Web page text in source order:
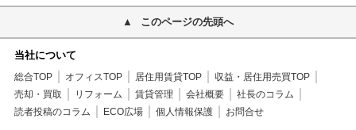
このページの先頭へ
当社について
総合TOP オフィスTOP 居住用賃貸TOP
収益・居住用売買TOP
売却・買取
リフォーム 賃貸管理 会社概要
社長のコラム
読者投稿のコラム
ECO広場 個人情報保護 お問合せ